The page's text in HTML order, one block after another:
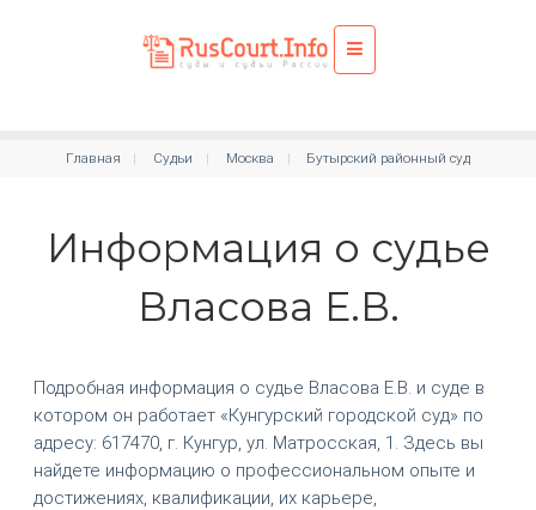
Главная Судьи Москва Бутырский районный суд
Информация о судье
Власова Е.В.
Подробная информация о судье Власова Е.В. и суде в
котором он работает «Кунгурский городской суд» по
адресу: 617470, г. Кунгур, ул. Матросская, 1. Здесь вы
найдете информацию о профессиональном опыте и
достижениях, квалификации, их карьере,